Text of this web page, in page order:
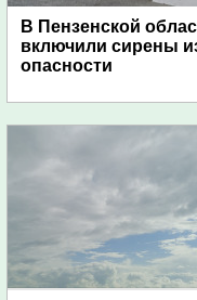
В Пензенской
включили сирены
опасности